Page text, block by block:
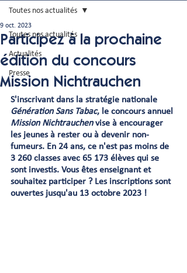
Toutes nos actualités
Actualités
Presse
Toutes nos actualités
Participez à la prochaine
édition du concours
Mission Nichtrauchen
9 oct. 2023
S'inscrivant dans la stratégie nationale
Génération Sans Tabac, le concours annuel
Mission Nichtrauchen vise à encourager
les jeunes à rester ou à devenir non-
fumeurs. En 24 ans, ce n'est pas moins de
3 260 classes avec 65 173 élèves qui se
sont investis. Vous êtes enseignant et
souhaitez participer ? Les inscriptions sont
ouvertes jusqu'au 13 octobre 2023 ! ​